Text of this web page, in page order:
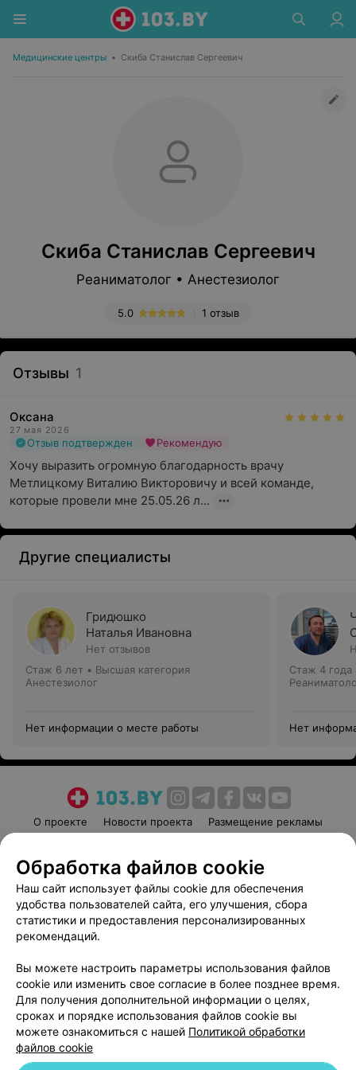
Медицинские центры • Скиба Станислав Сергеевич
Скиба Станислав Сергеевич
Реаниматолог • Анестезиолог
1 отзыв
5.0
Отзывы 1
Оксана
27 мая 2026
Отзыв подтвержден Рекомендую
Хочу выразить огромную благодарность врачу
Метлицкому Виталию Викторовичу и всей команде,
которые провели мне 25.05.26 л...
Другие специалисты
Гридюшко
Наталья Ивановна
Нет отзывов
Стаж 6 лет • Высшая категория
Анестезиолог
Нет информации о месте работы
Стаж 4 года
Нет
О проекте Новости проекта
Размещение рекламы
Пользовательское соглашение
Способы оплаты
Вакансии
Партнеры
Написать руководителю 103.by
Обработка персональных данных
Обработка файлов cookie
Наш сайт использует файлы cookie для обеспечения
удобства пользователей сайта, его улучшения, сбора
статистики и предоставления персонализированных
рекомендаций.
Вы можете настроить параметры использования файлов
cookie или изменить свое согласие в более позднее время.
Для получения дополнительной информации о целях,
сроках и порядке использования файлов cookie вы
можете ознакомиться с нашей Политикой обработки
файлов cookie